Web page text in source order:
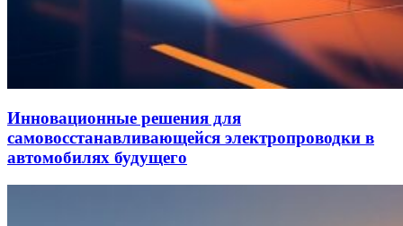
Инновационные решения для
самовосстанавливающейся электропроводки в
автомобилях будущего